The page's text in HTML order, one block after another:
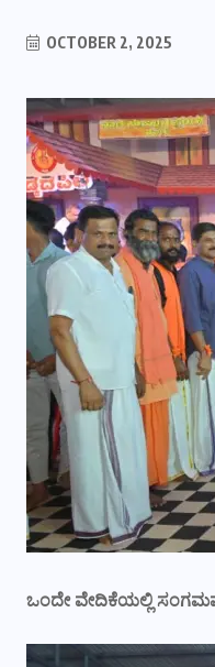
OCTOBER 2, 2025
ಒಂದೇ ವೇದಿಕೆಯಲ್ಲಿ